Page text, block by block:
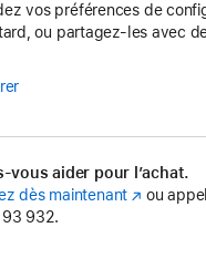
vos préférences de
ou partagez-les avec
vous aider pour l’achat.
dès maintenant (s’ouvre
ou
932.